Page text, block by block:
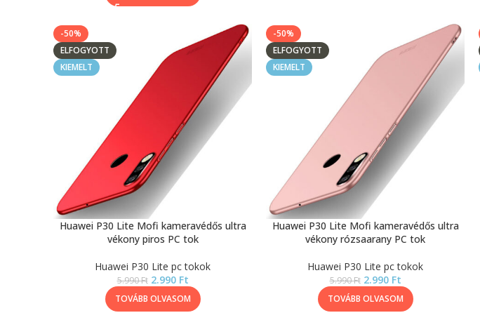
-50%
ELFOGYOTT
KIEMELT
Huawei P30 Lite Mofi kameravédős ultra
vékony piros PC tok
Huawei P30 Lite pc tokok
5.990Ft 2.990 Ft
TOVÁBB OLVASOM
-50%
ELFOGYOTT
KIEMELT
Huawei P30 Lite Mofi kameravédős ultra
vékony rózsaarany PC tok
Huawei P30 Lite pc tokok
5.990Ft 2.990 Ft
TOVÁBB OLVASOM